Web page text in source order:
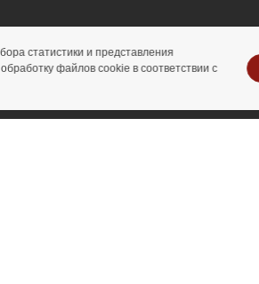
Пт 8:00 - 17:00
статистики и представления
файлов cookie в соответствии с